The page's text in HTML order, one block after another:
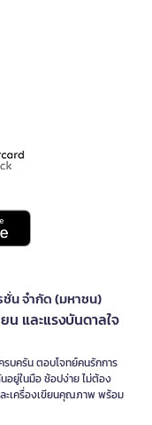
ชั่น จำกัด (มหาชน)
น และแรงบันดาลใจ
รบครัน ตอบโจทย์คนรักการ
อยู่ในมือ ช้อปง่าย ไม่ต้อง
ะเครื่องเขียนคุณภาพ พร้อม